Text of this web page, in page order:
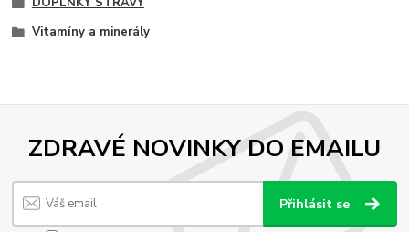
Vitamíny a minerály
ZDRAVÉ NOVINKY DO EMAILU
Přihlásit se